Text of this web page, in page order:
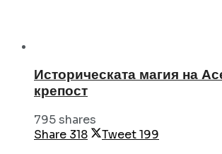
Историческата магия на
крепост
795 shares
Share 318 Tweet199